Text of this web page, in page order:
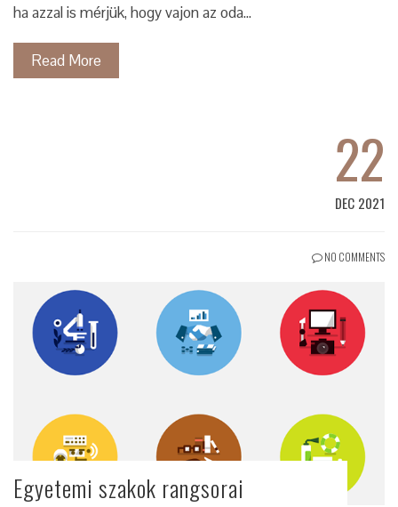
ha azzal is mérjük, hogy vajon az oda…
Read More
22
DEC 2021
NO COMMENTS
Egyetemi szakok rangsorai